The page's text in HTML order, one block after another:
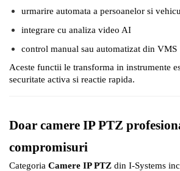
urmarire automata a persoanelor si
integrare cu analiza video AI
control manual sau automatizat din VMS
Aceste functii le transforma in instrumente
securitate activa si reactie rapida.
Doar camere IP PTZ
compromisuri
Categoria Camere IP PTZ din I-Systems